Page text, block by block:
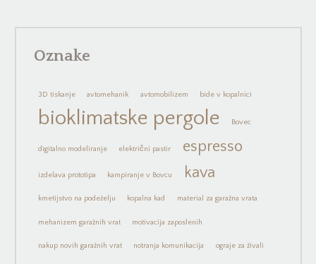
Oznake
3D tiskanje avtomehanik avtomobilizem bide v kopalnici
bioklimatske pergole Bovec
digitalno modeliranje električni pastir espresso
izdelava prototipa kampiranje v Bovcu kava
kmetijstvo na podeželju kopalna kad material za garažna vrata
mehanizem garažnih vrat motivacija zaposlenih
nakup novih garažnih vrat notranja komunikacija ograje za živali